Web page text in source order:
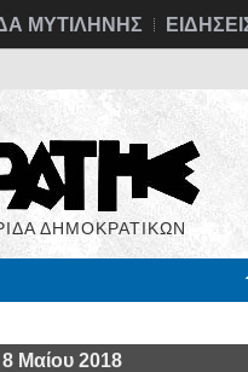
ΜΥΤΙΛΗΝΗΣ
ΔΗΜΟΚΡΑΤΙΚΩΝ
8 Μαίου 2018